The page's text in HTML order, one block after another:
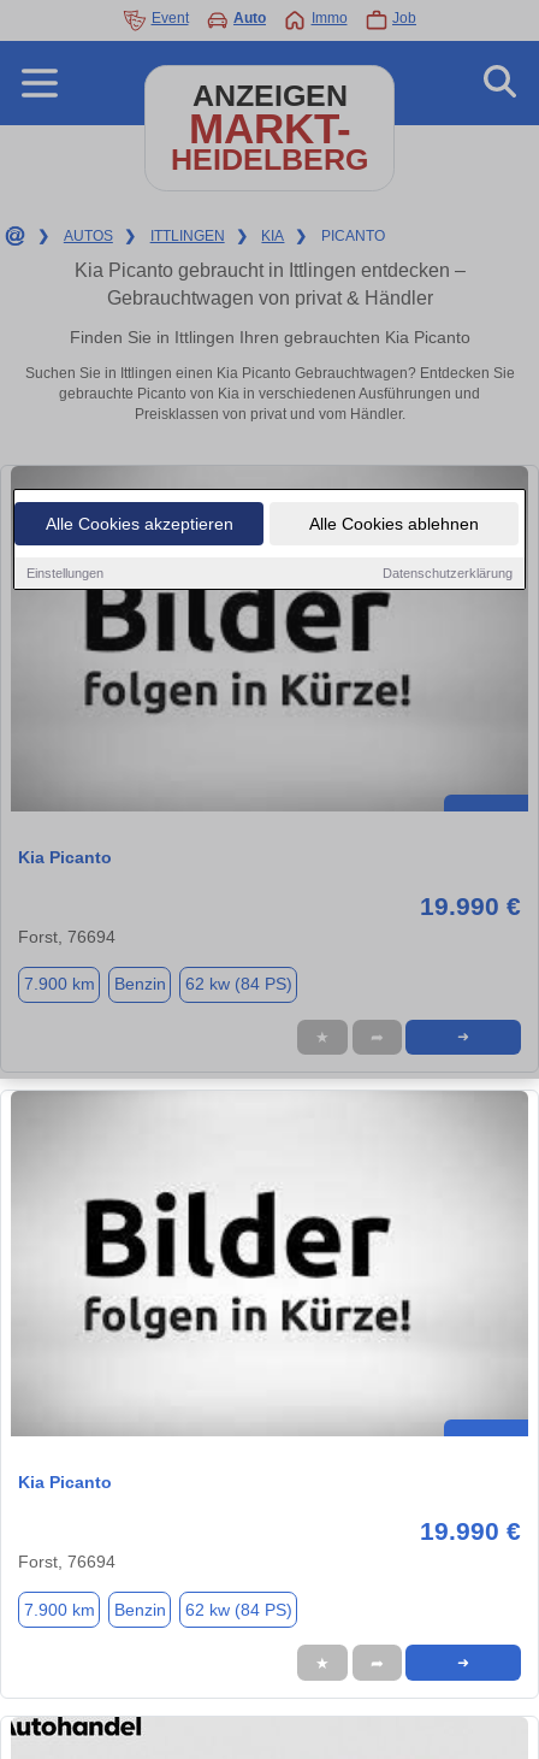
Alle Cookies akzeptieren Alle Cookies ablehnen
Einstellungen Datenschutzerklärung
Event Auto Immo Job
ANZEIGEN
MARKT-
HEIDELBERG
❯ AUTOS ❯ ITTLINGEN ❯ KIA ❯ PICANTO
Kia Picanto gebraucht in Ittlingen entdecken –
Gebrauchtwagen von privat & Händler
Finden Sie in Ittlingen Ihren gebrauchten Kia Picanto
Suchen Sie in Ittlingen einen Kia Picanto Gebrauchtwagen? Entdecken Sie
gebrauchte Picanto von Kia in verschiedenen Ausführungen und
Preisklassen von privat und vom Händler.
Kia Picanto
19.990 €
Forst, 76694
7.900 km Benzin 62 kw (84 PS)
★ ➦ ➜
Kia Picanto
19.990 €
Forst, 76694
7.900 km Benzin 62 kw (84 PS)
★ ➦ ➜